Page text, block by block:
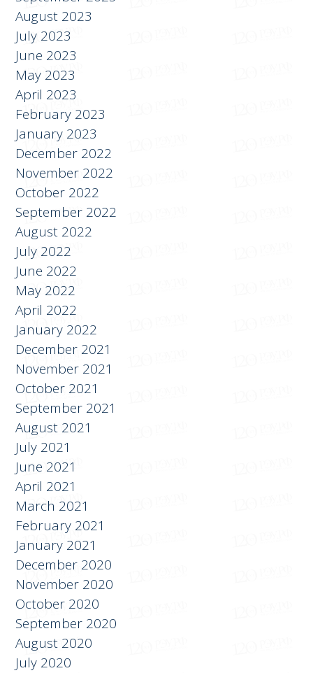
July 2023
June 2023
May 2023
April 2023
February 2023
January 2023
December 2022
November 2022
October 2022
September 2022
August 2022
July 2022
June 2022
May 2022
April 2022
January 2022
December 2021
November 2021
October 2021
September 2021
August 2021
July 2021
June 2021
April 2021
March 2021
February 2021
January 2021
December 2020
November 2020
October 2020
September 2020
August 2020
July 2020
June 2020